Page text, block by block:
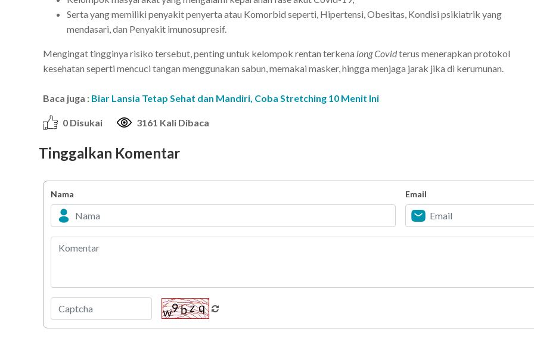
Serta yang memiliki penyakit penyerta atau Komorbid seperti, Hipertensi, Obesitas, Kondisi psikiatrik yang
mendasari, dan Penyakit imunosupresif.
Mengingat tingginya risiko tersebut, penting untuk kelompok rentan terkena long Covidterus menerapkan protokol
kesehatan seperti mencuci tangan menggunakan sabun, memakai masker, hingga menjaga jarak jika di kerumunan.
Baca juga : Biar Lansia Tetap Sehat dan Mandiri, Coba Stretching 10 Menit Ini
0 Disukai 3161 Kali Dibaca
Tinggalkan Komentar
Nama Email